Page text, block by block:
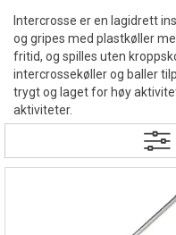
Intercrosse er en lagidrett
og gripes med plastkøller
fritid, og spilles uten
intercrossekøller og baller
trygt og laget for høy
aktiviteter.